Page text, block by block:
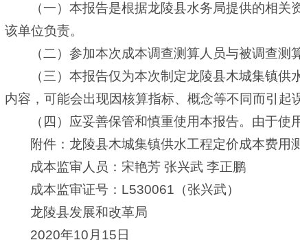
（一）本报告是根据龙陵县水务局提供的相
该单位负责。
（二）参加本次成本调查测算人员与被调查测
（三）本报告仅为本次制定龙陵县木城集镇
内容，可能会出现因核算指标、概念等不同而引起
（四）应妥善保管和慎重使用本报告。由于
附件：龙陵县木城集镇供水工程定价成本费用
成本监审人员：宋艳芳 张兴武 李正鹏
成本监审证号：L530061（张兴武）
龙陵县发展和改革局
2020年10月15日